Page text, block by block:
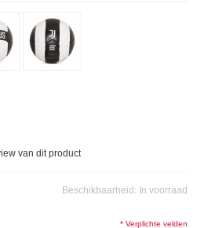
van dit product
Beschikbaarheid: In voorraad
* Verplichte velden